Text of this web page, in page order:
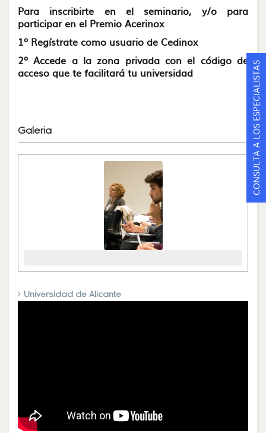
Para inscribirte en el seminario, y/o para
participar en el Premio Acerinox
1º Regístrate como usuario de Cedinox
2º Accede a la zona privada con el código de
acceso que te facilitará tu universidad
Galeria
Universidad de Alicante
CONSULTA A LOS ESPECIALISTAS